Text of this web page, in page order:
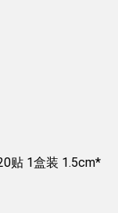
贴 1盒装 1.5cm*